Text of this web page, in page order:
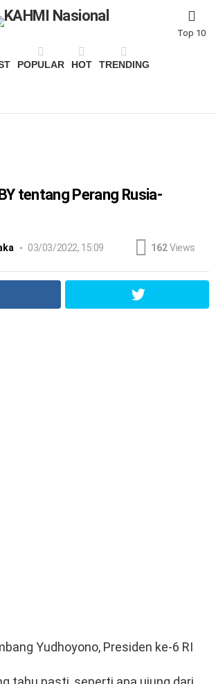
Top 10
POPULAR HOT TRENDING
tentang Perang Rusia-
03/03/2022, 15:09 162 Views
Yudhoyono, Presiden ke-6 RI